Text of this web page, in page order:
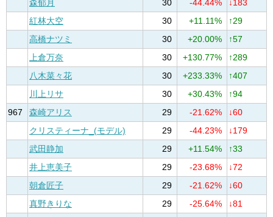
森郁月
30 -44.44%
↓183
紅林大空
30 +11.11%
↑29
高橋ナツミ
30 +20.00%
↑57
上倉万奈
30 +130.77%
↑289
八木菜々花
30 +233.33%
↑407
川上リサ
30 +30.43%
↑94
967
森崎アリス 29 -21.62%
↓60
クリスティーナ_(モデル)
29 -44.23%
↓179
武田静加
29 +11.54%
↑33
井上恵美子
29 -23.68%
↓72
朝倉匠子
29 -21.62%
↓60
真野きりな
29 -25.64%
↓81